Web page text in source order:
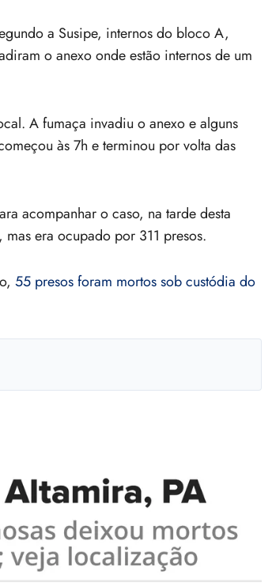
a Susipe, internos do bloco A,
o anexo onde estão internos de um
A fumaça invadiu o anexo e alguns
às 7h e terminou por volta das
acompanhar o caso, na tarde desta
era ocupado por 311 presos.
55 presos foram mortos sob custódia do